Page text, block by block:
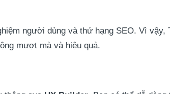
người dùng và thứ hạng SEO. Vì vậy,
mượt mà và hiệu quả.